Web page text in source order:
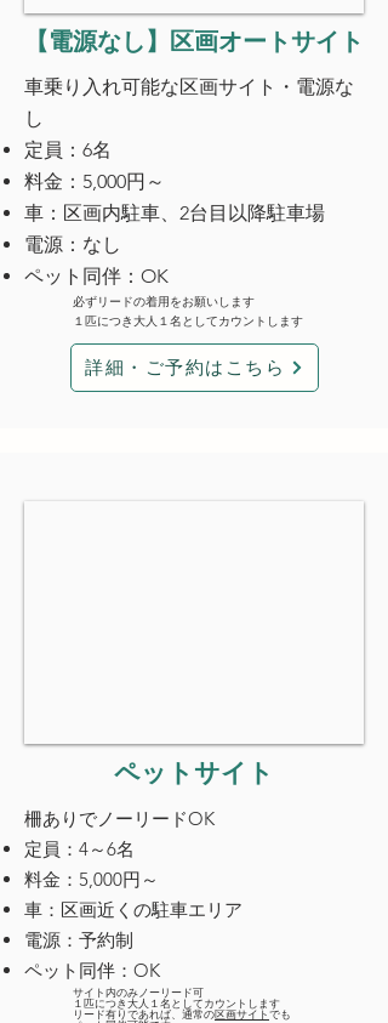
【電源なし】区画オートサイト
車乗り入れ可能な区画サイト・電源な
し
定員：6名
料金：5,000円～
車：区画内駐車、2台目以降駐車場
電源：なし
ペット同伴：OK
必ずリードの着用をお願いします
１匹につき大人１名としてカウントします
詳細・ご予約はこちら
ペットサイト
柵ありでノーリードOK
定員：4～6名
料金：5,000円～
車：区画近くの駐車エリア
電源：予約制
ペット同伴：OK
サイト内のみノーリード可
１匹につき大人１名としてカウントします
リード有りであれば、通常の区画サイトでも